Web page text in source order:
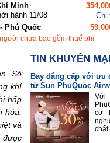
Quốc
Chi
Phòng
chưa bao gồm thuế phí
Sở
khí
hấp
hóa,
và
được
TIN KHUYẾN MẠI
Bay đẳng cấp với ưu
từ Sun PhuQuoc
Với
cơ